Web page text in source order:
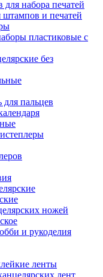
набора печатей
штампов и печатей
пластиковые с
без
пальцев
ножей
и рукоделия
ленты